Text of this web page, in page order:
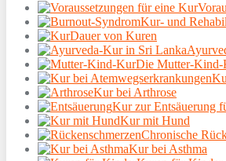
Kur- und
Dauer von Kuren
Die Mutter-
Kur bei Arthrose
Kur zur Entsäuerung
Kur mit Hund
Chronische
Kur bei Asthma